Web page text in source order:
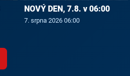
NOVÝ DEN, 7.8. v 06:00
7. srpna 2026 06:00